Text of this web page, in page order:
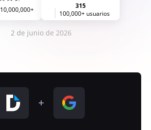
10,000,000+
315
100,000+ usuarios
2 de junio de 2026